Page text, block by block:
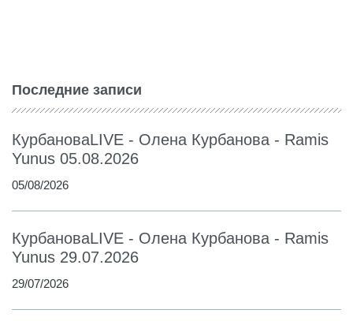
Последние записи
КурбановаLIVE - Олена Курбанова - Ramis
Yunus 05.08.2026
05/08/2026
КурбановаLIVE - Олена Курбанова - Ramis
Yunus 29.07.2026
29/07/2026